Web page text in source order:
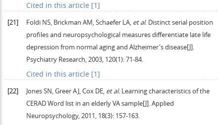
Cited in this article [1]
[21] Foldi NS, Brickman AM,Schaefer LA, et al. Distinct serial position
profiles and neuropsychological measures differentiate late life
depression from normal aging and Alzheimer's disease[J].
Psychiatry Research,2003, 120(1): 71-84.
Cited in this article [1]
[22] JonesSN,GreerAJ,Cox DE, et al. Learning characteristics of the
CERAD Word list in an elderly VA sample[J].Applied
Neuropsychology,2011, 18(3): 157-163.